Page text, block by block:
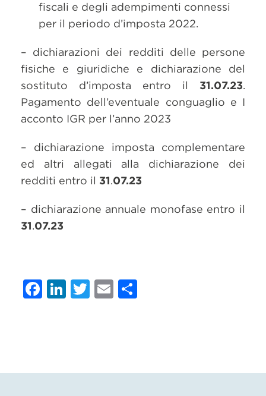
fiscali e degli adempimenti connessi
per il periodo d’imposta 2022.
– dichiarazioni dei redditi delle persone
fisiche e giuridiche e dichiarazione del
sostituto d’imposta entro il 31.07.23.
Pagamento dell’eventuale conguaglio e I
acconto IGR per l’anno 2023
– dichiarazione imposta complementare
ed altri allegati alla dichiarazione dei
redditi entro il 31.07.23
– dichiarazione annuale monofase entro il
31.07.23
Facebook
LinkedIn
Twitter
Email